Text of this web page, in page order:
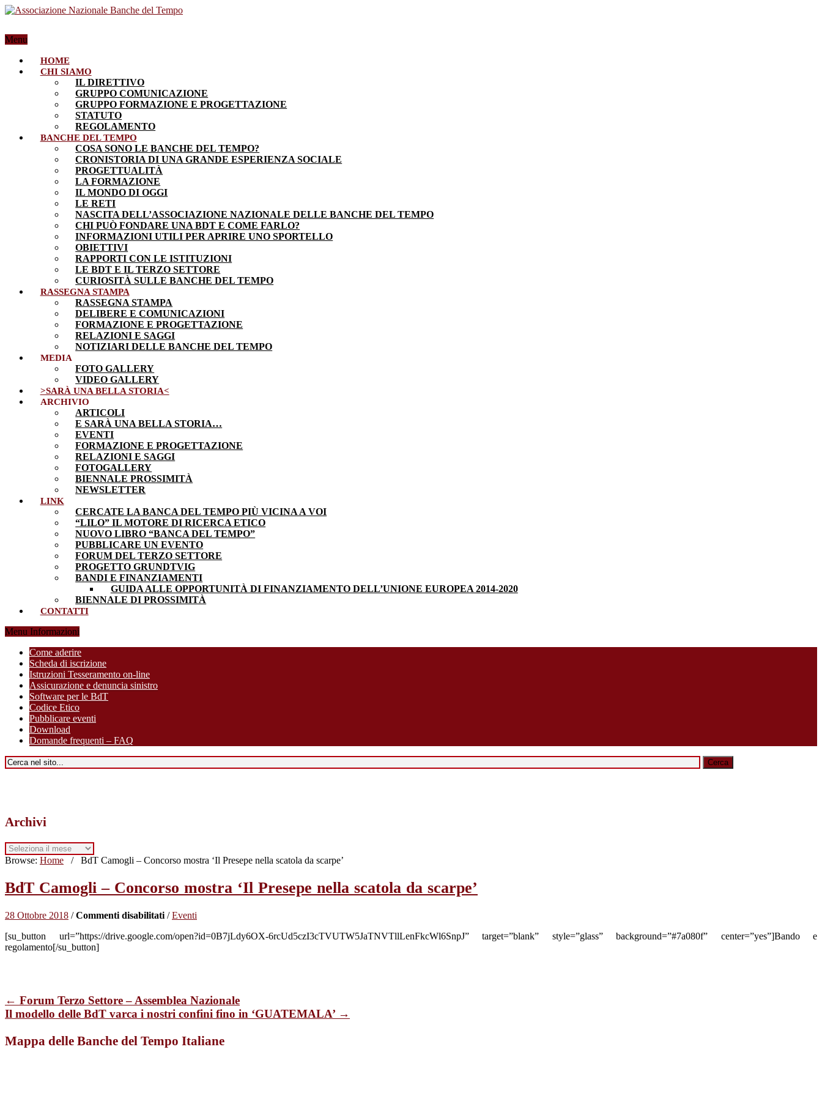
Menu
HOME
CHI SIAMO
IL DIRETTIVO
GRUPPO COMUNICAZIONE
GRUPPO FORMAZIONE E PROGETTAZIONE
STATUTO
REGOLAMENTO
BANCHE DEL TEMPO
COSA SONO LE BANCHE DEL TEMPO?
CRONISTORIA DI UNA GRANDE ESPERIENZA SOCIALE
PROGETTUALITÀ
LA FORMAZIONE
IL MONDO DI OGGI
LE RETI
NASCITA DELL’ASSOCIAZIONE NAZIONALE DELLE BANCHE DEL TEMPO
CHI PUÒ FONDARE UNA BDT E COME FARLO?
INFORMAZIONI UTILI PER APRIRE UNO SPORTELLO
OBIETTIVI
RAPPORTI CON LE ISTITUZIONI
LE BDT E IL TERZO SETTORE
CURIOSITÀ SULLE BANCHE DEL TEMPO
RASSEGNA STAMPA
RASSEGNA STAMPA
DELIBERE E COMUNICAZIONI
FORMAZIONE E PROGETTAZIONE
RELAZIONI E SAGGI
NOTIZIARI DELLE BANCHE DEL TEMPO
MEDIA
FOTO GALLERY
VIDEO GALLERY
>SARÀ UNA BELLA STORIA<
ARCHIVIO
ARTICOLI
E SARÀ UNA BELLA STORIA…
EVENTI
FORMAZIONE E PROGETTAZIONE
RELAZIONI E SAGGI
FOTOGALLERY
BIENNALE PROSSIMITÀ
NEWSLETTER
LINK
CERCATE LA BANCA DEL TEMPO PIÙ VICINA A VOI
“LILO” IL MOTORE DI RICERCA ETICO
NUOVO LIBRO “BANCA DEL TEMPO”
PUBBLICARE UN EVENTO
FORUM DEL TERZO SETTORE
PROGETTO GRUNDTVIG
BANDI E FINANZIAMENTI
GUIDA ALLE OPPORTUNITÀ DI FINANZIAMENTO DELL’UNIONE EUROPEA 2014-2020
BIENNALE DI PROSSIMITÀ
CONTATTI
Menu Informazioni
Come aderire
Scheda di iscrizione
Istruzioni Tesseramento on-line
Assicurazione e denuncia sinistro
Software per le BdT
Codice Etico
Pubblicare eventi
Download
Domande frequenti – FAQ
Archivi
Archivi
Browse: Home / BdT Camogli – Concorso mostra ‘Il Presepe nella scatola da scarpe’
BdT Camogli – Concorso mostra ‘Il Presepe nella scatola da scarpe’
28 Ottobre 2018 /Commenti disabilitatisu
Camogli
nella
scatola
scarpe’
/Eventi
[su_button url=”https://drive.google.com/open?id=0B7jLdy6OX-6rcUd5czI3cTVUTW5JaTNVTllLenFkcWl6SnpJ” target=”blank” style=”glass” background=”#7a080f” center=”yes”]Bando e
regolamento[/su_button]
← Forum Terzo Settore – Assemblea Nazionale
Il modello delle BdT varca i nostri confini fino in ‘GUATEMALA’ →
Mappa delle Banche del Tempo Italiane